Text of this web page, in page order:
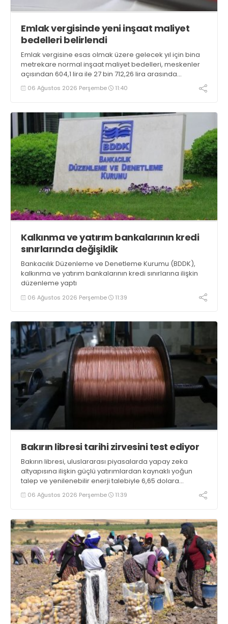
Emlak vergisinde yeni inşaat maliyet
bedelleri belirlendi
Emlak vergisine esas olmak üzere gelecek yıl için bina
metrekare normal inşaat maliyet bedelleri, meskenler
açısından 604,1 lira ile 27 bin 712,26 lira arasında
değişecek
06 Ağustos 2026 Perşembe 11:40
Kalkınma ve yatırım bankalarının kredi
sınırlarında değişiklik
Bankacılık Düzenleme ve Denetleme Kurumu (BDDK),
kalkınma ve yatırım bankalarının kredi sınırlarına ilişkin
düzenleme yaptı
06 Ağustos 2026 Perşembe 11:39
Bakırın libresi tarihi zirvesini test ediyor
Bakırın libresi, uluslararası piyasalarda yapay zeka
altyapısına ilişkin güçlü yatırımlardan kaynaklı yoğun
talep ve yenilenebilir enerji talebiyle 6,65 dolara
ulaşarak tarihi zirvesini test ediyor
06 Ağustos 2026 Perşembe 11:39